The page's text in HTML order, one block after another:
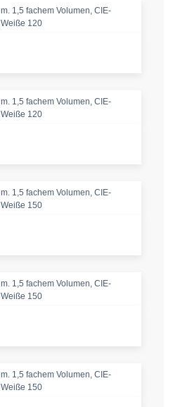
m. 1,5 fachem Volumen, CIE-
Weiße 120
m. 1,5 fachem Volumen, CIE-
Weiße 120
m. 1,5 fachem Volumen, CIE-
Weiße 150
m. 1,5 fachem Volumen, CIE-
Weiße 150
m. 1,5 fachem Volumen, CIE-
Weiße 150